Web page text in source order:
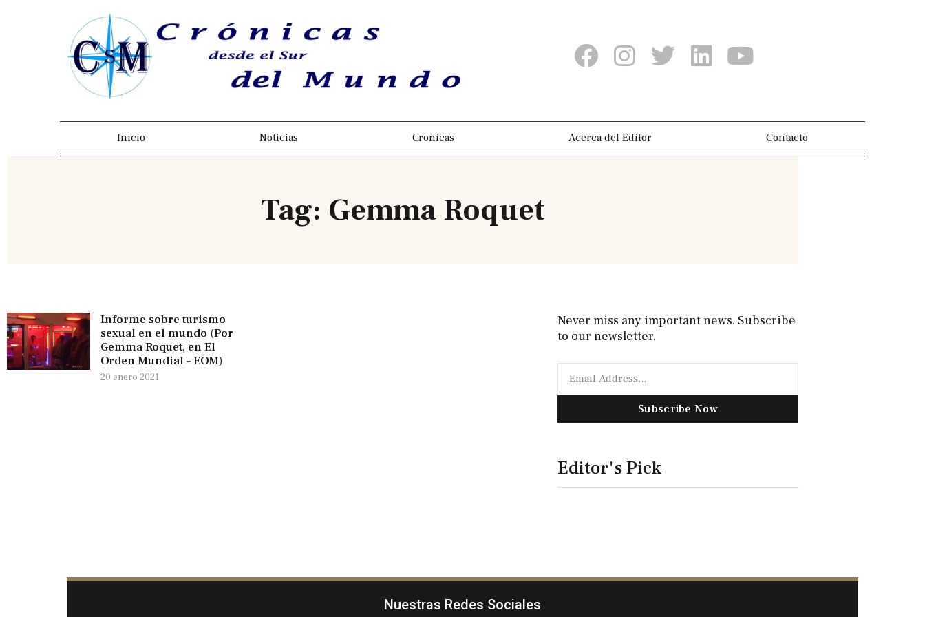
Inicio Noticias Cronicas Acerca del Editor Contacto
Tag: Gemma Roquet
Informe sobre turismo
sexual en el mundo (Por
Gemma Roquet, en El
Orden Mundial – EOM)
20 enero 2021
Never miss any important news. Subscribe
to our newsletter.
Subscribe Now
Editor's Pick
Nuestras Redes Sociales